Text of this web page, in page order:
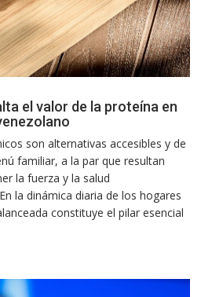
el valor de la proteína en
son alternativas accesibles y de
familiar, a la par que resultan
la fuerza y la salud
la dinámica diaria de los hogares
constituye el pilar esencial